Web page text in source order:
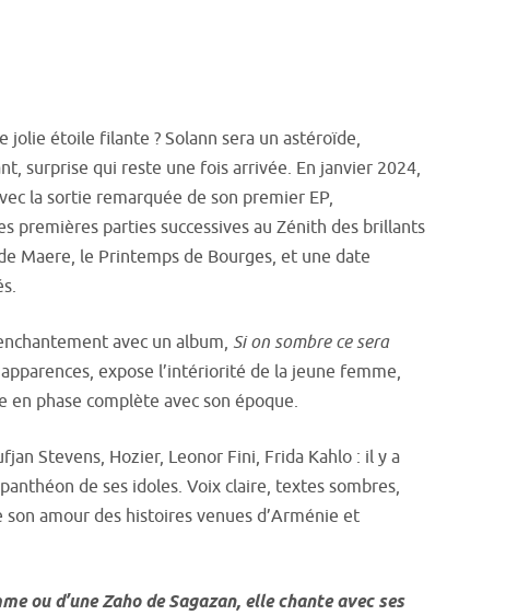
jolie étoile filante ? Solann sera un astéroïde,
surprise qui reste une fois arrivée. En janvier 2024,
la sortie remarquée de son premier EP,
premières parties successives au Zénith des brillants
Maere, le Printemps de Bourges, et une date
avec un album, Si on sombre ce sera
expose l’intériorité de la jeune femme,
en phase complète avec son époque.
Stevens, Hozier, Leonor Fini, Frida Kahlo : il y a
de ses idoles. Voix claire, textes sombres,
amour des histoires venues d’Arménie et
ou d’une Zaho de Sagazan, elle chante avec ses